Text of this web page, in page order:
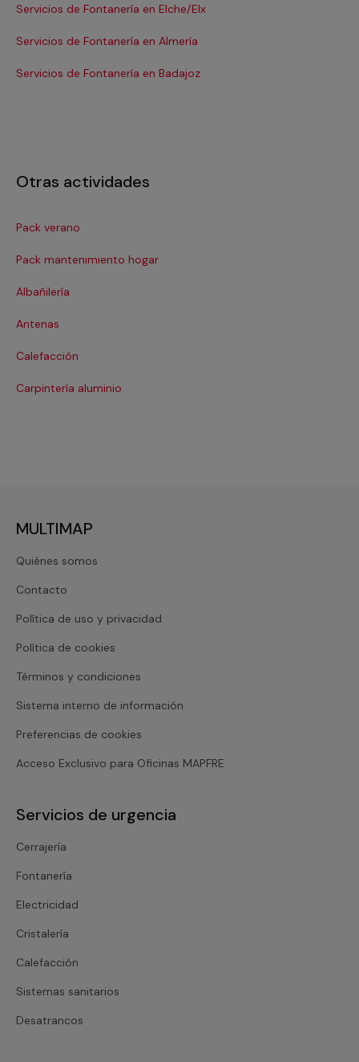
Servicios de Fontanería en Elche/Elx
Servicios de Fontanería en Almería
Servicios de Fontanería en Badajoz
Otras actividades
Pack verano
Pack mantenimiento hogar
Albañilería
Antenas
Calefacción
Carpintería aluminio
MULTIMAP
Quiénes somos
Contacto
Política de uso y privacidad
Política de cookies
Términos y condiciones
Sistema interno de información
Preferencias de cookies
Acceso Exclusivo para Oficinas MAPFRE
Servicios de urgencia
Cerrajería
Fontanería
Electricidad
Cristalería
Calefacción
Sistemas sanitarios
Desatrancos